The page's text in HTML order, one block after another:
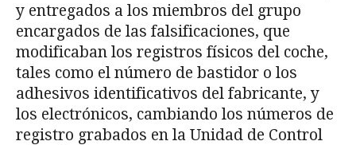
y entregados a los miembros del grupo
encargados de las falsificaciones, que
modificaban los registros físicos del coche,
tales como el número de bastidor o los
adhesivos identificativos del fabricante, y
los electrónicos, cambiando los números de
registro grabados en la Unidad de Control